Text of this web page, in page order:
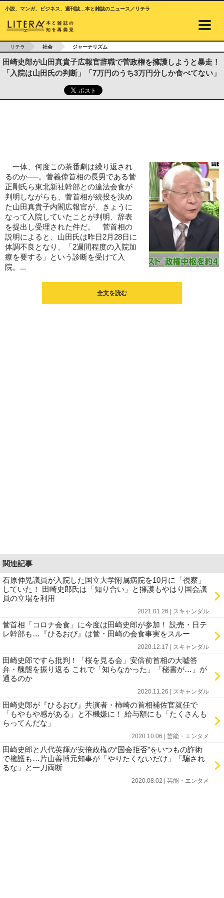
小説、マンガ、ビジネス、週刊誌…本と雑誌のニュース／リテラ
リテラ 社会 ジャーナリズム
田崎史郎が山田真貴子広報官辞職で菅政権を擁護しようと暴走！
「入院は山田氏の判断」「7万円のうち3万円分しか食べてない」
一体、何度この茶番劇は繰り返され
るのか──。菅義偉首相の長男である菅
正剛氏ら東北新社幹部との違法会食が
判明しながらも、菅首相が続投を決め
た山田真貴子内閣広報官が、きょうに
なって入院していたことが判明、辞表
を提出し受理された件だ。 菅首相の
説明によると、山田氏は昨日2月28日に
体調不良となり、「2週間程度の入院加
療を要する」という診断を受けて入
院。...
全文を読む
関連記事
石原伸晃議員が入院した国立大学附属病院を10月に「視察」
していた！ 田崎史郎氏は「知り合い」と擁護もやはり国会議
員の立場を利用
2021.01.26 | スキャンダル
菅首相「コロナ会食」に今度は田崎史郎が参加！ 読売・日テ
レ幹部も…『ひるおび』は菅・田崎の会食事実をスルー
2020.12.17 | スキャンダル
田崎史郎ですら批判！「桜を見る会」安倍前首相の大嘘答
弁・醜態を振り返る これで「知らなかった」「秘書が…」が
通るのか
2020.11.26 | スキャンダル
田崎史郎が『ひるおび』共演者・柿崎の首相補佐官就任で
「もやもや感がある」と不機嫌に！ 給与額にも「たくさんも
らってんだな」
2020.10.06 | 芸能・エンタメ
田崎史郎と八代英輝が安倍政権の“国会拒否”をいつもの詐術
で擁護も…片山善博元知事が「やりたくないだけ」「騙され
るな」と一刀両断
2020.08.02 | 芸能・エンタメ